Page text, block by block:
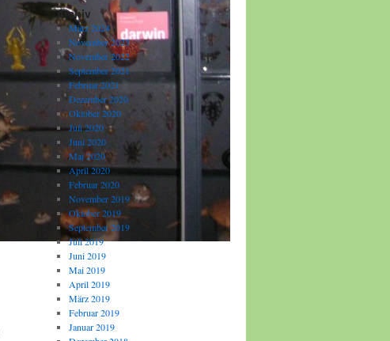
Archiv
März 2024
November 2023
November 2022
September 2021
Februar 2021
Dezember 2020
Oktober 2020
Juli 2020
Juni 2020
Mai 2020
April 2020
Februar 2020
November 2019
Oktober 2019
September 2019
Juli 2019
Juni 2019
Mai 2019
April 2019
März 2019
Februar 2019
Januar 2019